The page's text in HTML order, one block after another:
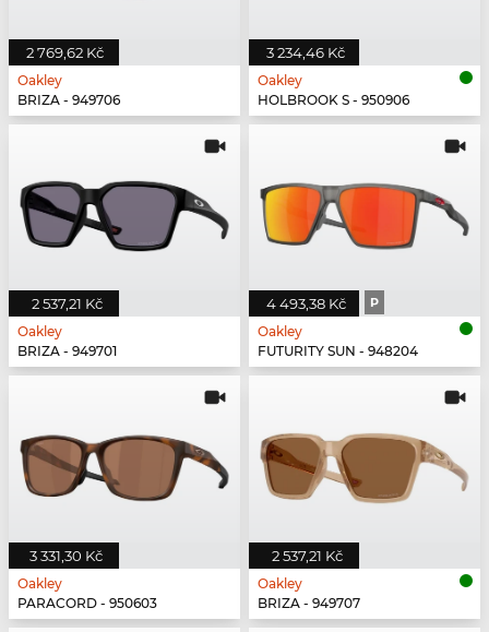
2 769,62 Kč
Oakley
BRIZA - 949706
3 234,46 Kč
Oakley
HOLBROOK S - 950906
2 537,21 Kč
Oakley
BRIZA - 949701
4 493,38 Kč P
Oakley
FUTURITY SUN - 948204
3 331,30 Kč
Oakley
PARACORD - 950603
2 537,21 Kč
Oakley
BRIZA - 949707